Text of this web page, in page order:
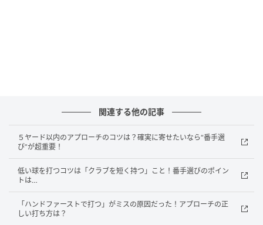
She GOLF【シーゴルフ】
パットもボールをトゥ寄りにセットして打ってみよ
う。フェースがターンしてきっちりボールをとらえら
れるから、ボールの転がりがよくなる。アイアンでい
えば、ぶ厚いインパクトで打っていることになるの
だ。
関連する他の記事
５ヤード以内のアプローチのコツは？確実に寄せたいなら“番手選
び”が超重要！
低い球を打つコツは「クラブを短く持つ」こと！番手選びのポイン
トは…
「ハンドファーストで打つ」がミスの原因だった！アプローチの正
しい打ち方は？